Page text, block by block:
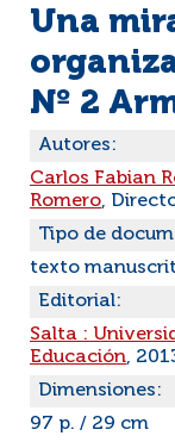
Una
Nº 2
Autores:
Carlos Fabian
Romero,
Tipo de
texto
Editorial:
Salta :
Educación,
Dimensiones:
97 p. / 29 cm